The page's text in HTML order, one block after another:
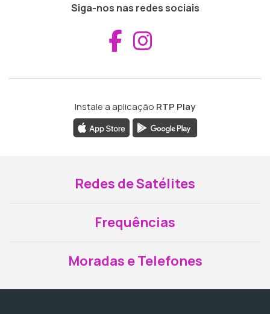
Siga-nos nas redes sociais
Aceder ao
Instale a aplicação RTP Play
Redes de Satélites
Frequências
Moradas e Telefones